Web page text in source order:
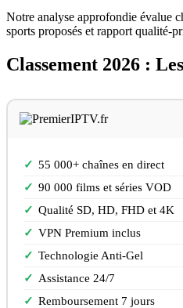
Notre analyse approfondie évalue
sports proposés et rapport qualité-
Classement 2026 :
55 000+ chaînes en direct
90 000 films et séries VOD
Qualité SD, HD, FHD et 4K
VPN Premium inclus
Technologie Anti-Gel
Assistance 24/7
Remboursement 7 jours